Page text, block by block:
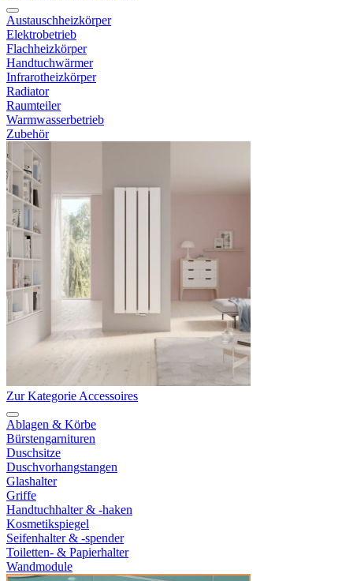
Austauschheizkörper
Elektrobetrieb
Flachheizkörper
Handtuchwärmer
Infrarotheizkörper
Radiator
Raumteiler
Warmwasserbetrieb
Zubehör
Zur Kategorie Accessoires
Ablagen & Körbe
Bürstengarnituren
Duschsitze
Duschvorhangstangen
Glashalter
Griffe
Handtuchhalter & -haken
Kosmetikspiegel
Seifenhalter & -spender
Toiletten- & Papierhalter
Wandmodule